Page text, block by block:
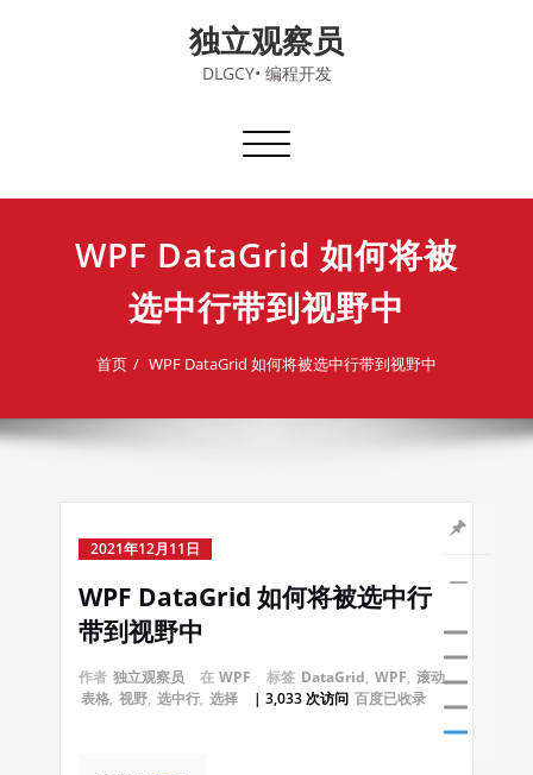
独立观察员
DLGCY• 编程开发
切
导
WPF DataGrid 如何将被
选中行带到视野中
首页 WPF DataGrid 如何将被选中行带到视野中
2021年12月11日
WPF DataGrid 如何将被选中行
带到视野中
作者 独立观察员 在 WPF 标签 DataGrid, WPF, 滚动,
表格, 视野, 选中行, 选择 | 3,033 次访问 百度已收录